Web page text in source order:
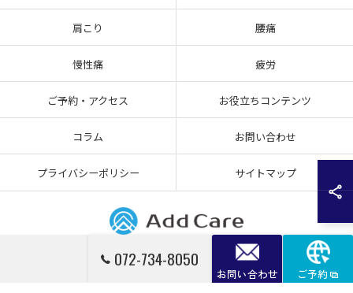
072-734-8050
お問い合わせ ご予約
肩こり 腰痛
慢性痛 疲労
ご予約・アクセス お役立ちコンテンツ
コラム お問い合わせ
プライバシーポリシー サイトマップ
© 2026 大阪府箕面市の整体なら筋膜整体Add Care ALL RIGHTS RESERVED.